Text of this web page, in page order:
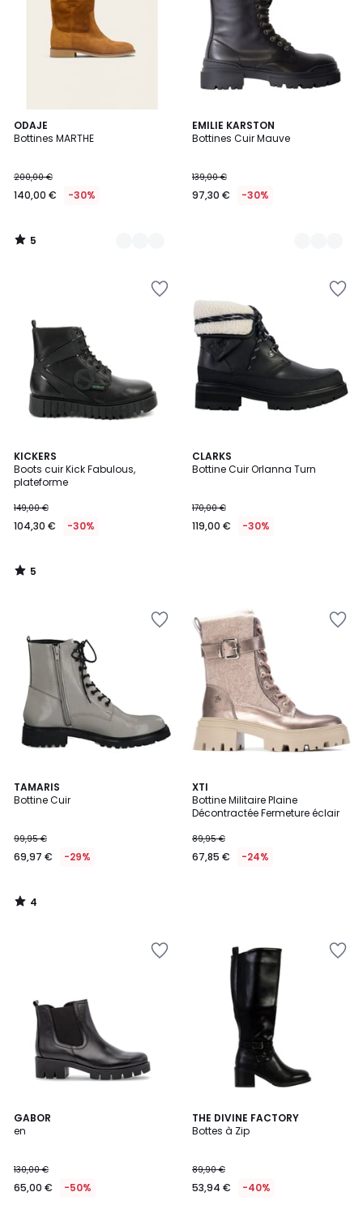
ODAJE
Bottines MARTHE
200,00 €
140,00 € -30%
5
/
2
Couleurs
5
/
EMILIE KARSTON
Bottines Cuir Mauve
139,00 €
97,30 € -30%
2
Couleurs
KICKERS
Boots cuir Kick Fabulous,
plateforme
149,00 €
104,30 € -30%
5
/
5
5
/
CLARKS
Bottine Cuir Orlanna Turn
170,00 €
119,00 € -30%
TAMARIS
Bottine Cuir
99,95 €
69,97 € -29%
4
/
4
/
XTI
Bottine Militaire Plaine
Décontractée Fermeture éclair
89,95 €
67,85 € -24%
GABOR
en
130,00 €
65,00 € -50%
THE DIVINE FACTORY
Bottes à Zip
89,90 €
53,94 € -40%
2
Couleurs